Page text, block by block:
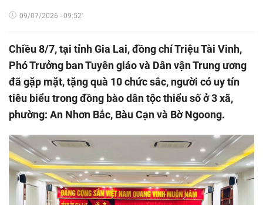
09/07/2026 - 09:52'
Chiều 8/7, tại tỉnh Gia Lai, đồng chí Triệu Tài Vinh,
Phó Trưởng ban Tuyên giáo và Dân vận Trung ương
đã gặp mặt, tặng quà 10 chức sắc, người có uy tín
tiêu biểu trong đồng bào dân tộc thiểu số ở 3 xã,
phường: An Nhơn Bắc, Bàu Cạn và Bờ Ngoong.